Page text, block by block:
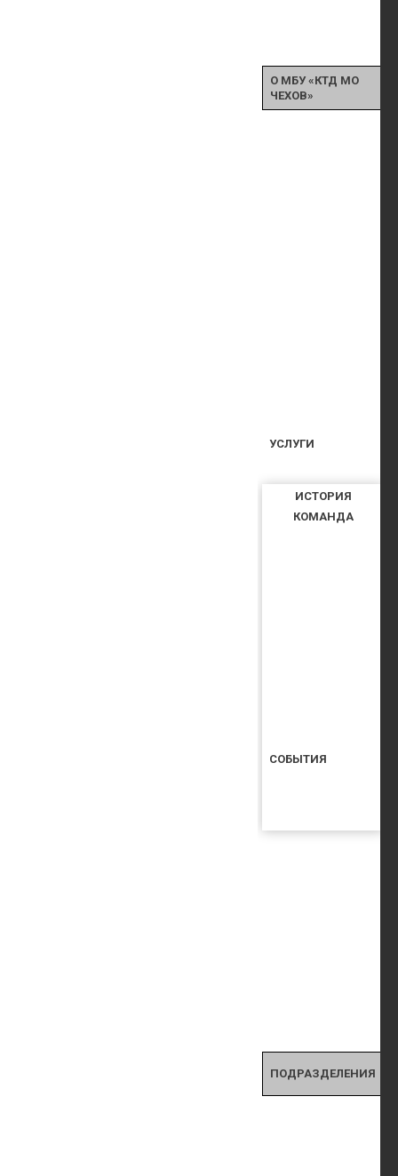
О МБУ «КТД МО
ЧЕХОВ»
ИСТОРИЯ
КОМАНДА
УСЛУГИ
СОБЫТИЯ
ПОДРАЗДЕЛЕНИЯ